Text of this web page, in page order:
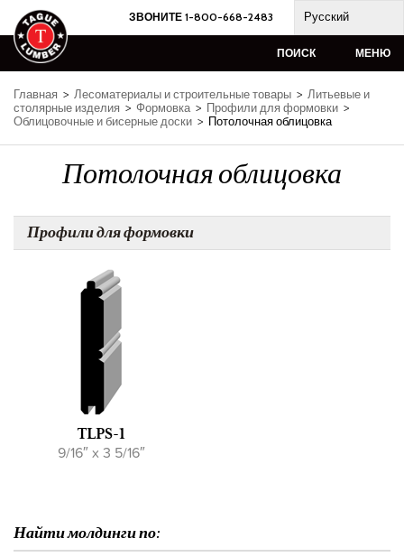
Skip
to
content
ЗВОНИТЕ 1-800-668-2483 Русский
ПОИСК МЕНЮ
Главная > Лесоматериалы и строительные товары > Литьевые и
столярные изделия > Формовка> Профили для формовки >
Облицовочные и бисерные доски > Потолочная облицовка
Потолочная облицовка
Профили для формовки
TLPS-1
9/16″ x 3 5/16″
Найти молдинги по: